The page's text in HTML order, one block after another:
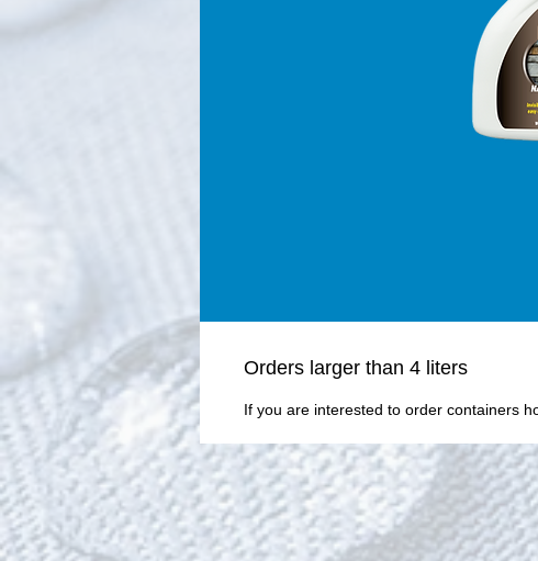
Οrders larger than 4 liters
If you are interested to order containers